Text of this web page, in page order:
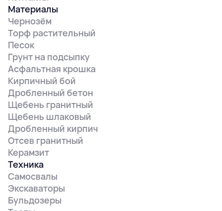
Материалы
Чернозём
Торф растительный
Песок
Грунт на подсыпку
Асфальтная крошка
Кирпичный бой
Дробленный бетон
Щебень гранитный
Щебень шлаковый
Дробленный кирпич
Отсев гранитный
Керамзит
Техника
Самосвалы
Экскаваторы
Бульдозеры